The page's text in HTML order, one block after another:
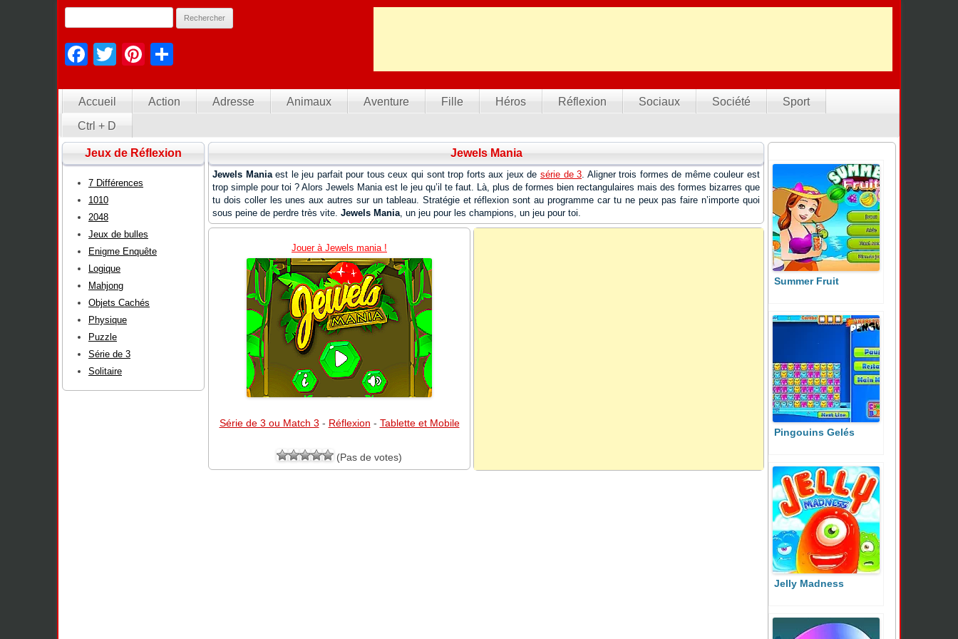
Facebook
TwitterPinterest
Accueil Action Adresse Animaux Aventure Fille Héros Réflexion Sociaux Société
Sport
Ctrl + D
Jewels Mania
Jewels Maniaest le jeu parfait pour tous ceux qui sont trop forts aux jeux de série de 3. Aligner trois formes de même couleur est
trop simple pour toi ? Alors Jewels Mania est le jeu qu’il te faut. Là, plus de formes bien rectangulaires mais des formes bizarres que
tu dois coller les unes aux autres sur un tableau. Stratégie et réflexion sont au programme car tu ne peux pas faire n’importe quoi
sous peine de perdre très vite. Jewels Mania, un jeu pour les champions, un jeu pour toi.
Jouer à Jewels mania !
Série de 3 ou Match 3 - Réflexion - Tablette et Mobile
(Pas de votes)
Summer Fruit
Pingouins Gelés
Jelly Madness
Jeux de Réflexion
7 Différences
1010
2048
Jeux de bulles
Enigme Enquête
Logique
Mahjong
Objets Cachés
Physique
Puzzle
Série de 3
Solitaire